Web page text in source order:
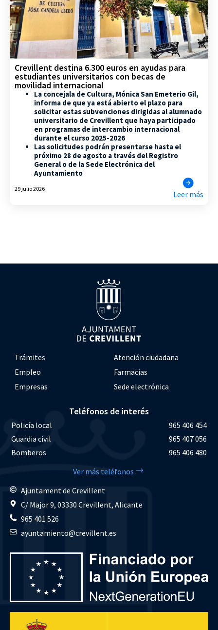
Crevillent destina 6.300 euros en ayudas para
estudiantes universitarios con becas de
movilidad internacional
La concejala de Cultura, Mónica San Emeterio Gil,
informa de que ya está abierto el plazo para
solicitar estas subvenciones dirigidas al alumnado
universitario de Crevillent que haya participado
en programas de intercambio internacional
durante el curso 2025-2026
Las solicitudes podrán presentarse hasta el
próximo 28 de agosto a través del Registro
General o de la Sede Electrónica del
Ayuntamiento
29 julio 2026
Leer más
Trámites
Atención ciudadana
Empleo
Farmacias
Empresas
Sede electrónica
Teléfonos de interés
Policía local
965 406 454
Guardia civil
965 407 056
Bomberos
965 406 480
Ver más teléfonos
Ajuntament de Crevillent
C/ Major 9, 03330 Crevillent, Alicante
965 401 526
ayuntamiento@crevillent.es